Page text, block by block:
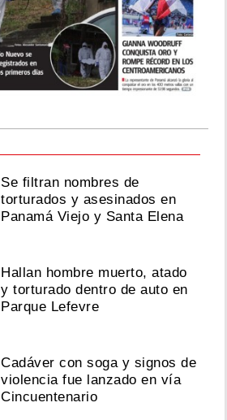
Se filtran nombres de
torturados y asesinados en
Panamá Viejo y Santa Elena
Hallan hombre muerto, atado
y torturado dentro de auto en
Parque Lefevre
Cadáver con soga y signos de
violencia fue lanzado en vía
Cincuentenario